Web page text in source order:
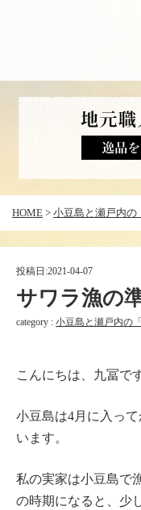
へ
HOME > 小豆島と瀬戸内の
投稿日:2021-04-07
サワラ漁の
category : 小豆島と瀬戸内の「
こんにちは、九冨で
小豆島は4月に入っ
います。
私の実家は小豆島で
の時期になると、少